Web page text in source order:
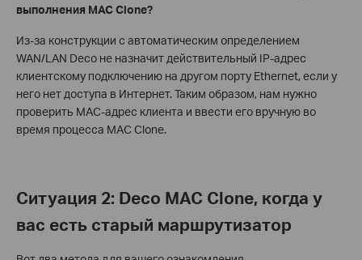
выполнения MAC Clone?
Из-за конструкции с автоматическим определением
WAN/LAN Deco не назначит действительный IP-адрес
клиентскому подключению на другом порту Ethernet, если у
него нет доступа в Интернет. Таким образом, нам нужно
проверить MAC-адрес клиента и ввести его вручную во
время процесса MAC Clone.
Ситуация 2: Deco MAC Clone, когда у
вас есть старый маршрутизатор